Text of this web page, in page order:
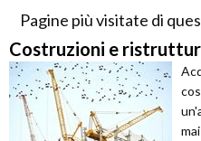
Pagine più visitate di
Costruzioni e